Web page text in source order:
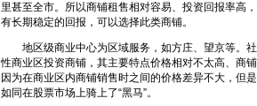
里甚至全市。所以商铺租售相对容易、投资回报率高
有长期稳定的回报，可以选择此类商铺。
地区级商业中心为区域服务，如方庄、望京等。社
性商业区投资商铺，其主要特点价格相对不太高、商
因为在商业区内商铺销售时之间的价格差异不大，但
如同在股票市场上骑上了“黑马”。